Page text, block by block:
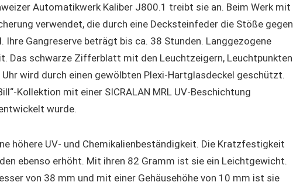
Automatikwerk Kaliber J800.1 treibt sie an. Beim Werk mit
verwendet, die durch eine Decksteinfeder die Stöße gegen
Ihre Gangreserve beträgt bis ca. 38 Stunden. Langgezogene
Das schwarze Zifferblatt mit den Leuchtzeigern, Leuchtpunkten
wird durch einen gewölbten Plexi-Hartglasdeckel geschützt.
Kollektion mit einer SICRALAN MRL UV-Beschichtung
wurde.
höhere UV- und Chemikalienbeständigkeit. Die Kratzfestigkeit
ebenso erhöht. Mit ihren 82 Gramm ist sie ein Leichtgewicht.
von 38 mm und mit einer Gehäusehöhe von 10 mm ist sie